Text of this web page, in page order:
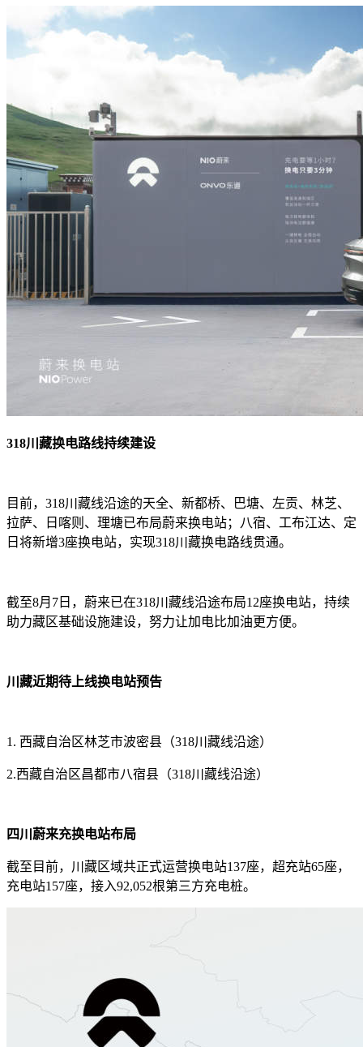
318川藏换电路线持续建设
目前，318川藏线沿途的天全、新都桥、巴塘、左贡、林芝、
拉萨、日喀则、理塘已布局蔚来换电站；八宿、工布江达、定
日将新增3座换电站，实现318川藏换电路线贯通。
截至8月7日，蔚来已在318川藏线沿途布局12座换电站，持续
助力藏区基础设施建设，努力让加电比加油更方便。
川藏近期待上线换电站预告
1. 西藏自治区林芝市波密县（318川藏线沿途）
2.西藏自治区昌都市八宿县（318川藏线沿途）
四川蔚来充换电站布局
截至目前，川藏区域共正式运营换电站137座，超充站65座，
充电站157座，接入92,052根第三方充电桩。